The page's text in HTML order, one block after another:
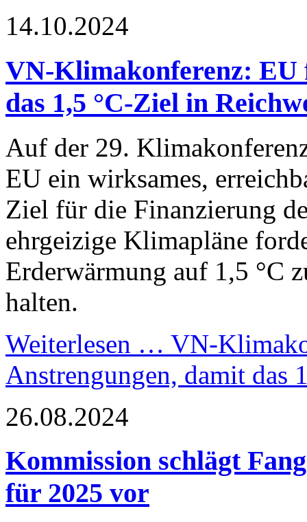
14.10.2024
VN-Klimakonferenz: EU
das 1,5 °C-Ziel in
Auf der 29.
EU ein wirksames,
Ziel für die Finanzierung
ehrgeizige Klimapläne
Erderwärmung auf 1,5 °C
halten.
Weiterlesen … VN-
Anstrengungen, damit das
26.08.2024
Kommission schlägt
für 2025 vor